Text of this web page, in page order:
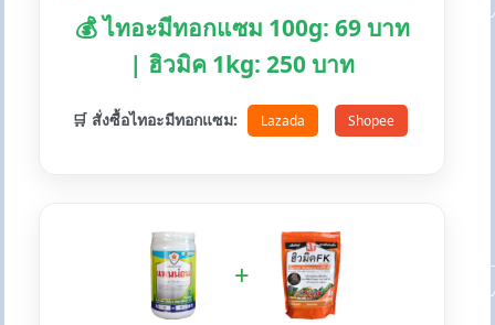
💰 ไทอะมีทอกแซม 100g: 69 บาท
| ฮิวมิค 1kg: 250 บาท
🛒 สั่งซื้อไทอะมีทอกแซม: Lazada Shopee
+